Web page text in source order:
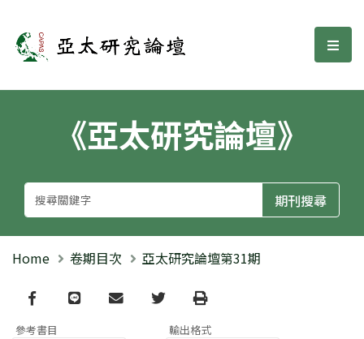
亞太研究論壇 選
《亞太研究論壇》
Home 卷期目次 亞太研究論壇第31期
Facebook
line email TwitterPrint
參考書目 輸出格式